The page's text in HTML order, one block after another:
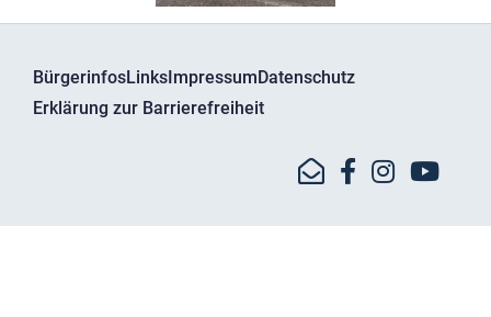
BürgerinfosLinksImpressumDatenschutz
Erklärung zur Barrierefreiheit